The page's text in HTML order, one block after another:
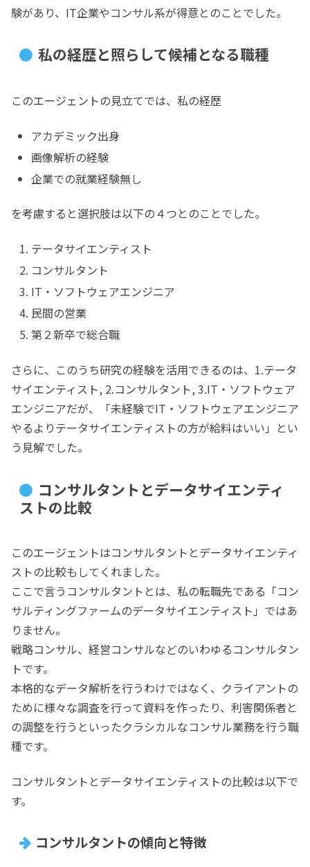
験があり、IT企業やコンサル系が得意とのことでした。
私の経歴と照らして候補となる職種
このエージェントの見立てでは、私の経歴
アカデミック出身
画像解析の経験
企業での就業経験無し
を考慮すると選択肢は以下の４つとのことでした。
テータサイエンティスト
コンサルタント
IT・ソフトウェアエンジニア
民間の営業
第２新卒で総合職
さらに、このうち研究の経験を活用できるのは、1.テータ
サイエンティスト, 2.コンサルタント, 3.IT・ソフトウェア
エンジニアだが、「未経験でIT・ソフトウェアエンジニア
やるよりテータサイエンティストの方が給料はいい」とい
う見解でした。
コンサルタントとデータサイエンティ
ストの比較
このエージェントはコンサルタントとデータサイエンティ
ストの比較もしてくれました。
ここで言うコンサルタントとは、私の転職先である「コン
サルティングファームのデータサイエンティスト」ではあ
りません。
戦略コンサル、経営コンサルなどのいわゆるコンサルタン
トです。
本格的なデータ解析を行うわけではなく、クライアントの
ために様々な調査を行って資料を作ったり、利害関係者と
の調整を行うといったクラシカルなコンサル業務を行う職
種です。
コンサルタントとデータサイエンティストの比較は以下で
す。
コンサルタントの傾向と特徴